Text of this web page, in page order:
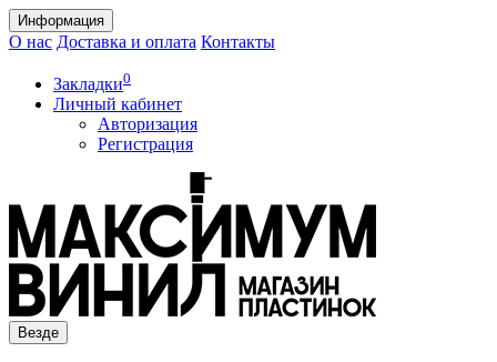
Информация
О нас Доставка и оплата Контакты
Закладки0
Личный кабинет
Авторизация
Регистрация
Везде